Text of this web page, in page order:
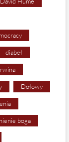
diabeł
Dołowy
boga